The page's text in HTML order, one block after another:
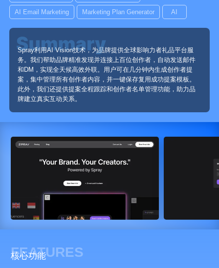
AI Email Marketing Marketing Plan Generator AI
Spray利用AI Vision技术，为品牌提供全球影响力者礼品平台服
务。我们帮助品牌精准发现并连接上百位创作者，自动发送邮件
和DM，实现全天候高效外联。用户可在几分钟内生成创作者提
案，集中管理所有创作者内容，并一键保存复用成功提案模板。
此外，我们还提供提案全程跟踪和创作者名单管理功能，助力品
牌建立真实互动关系。
FEATURES
核心功能